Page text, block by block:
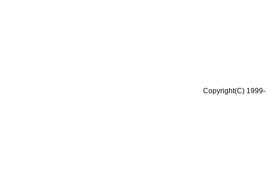
Copyright(C)